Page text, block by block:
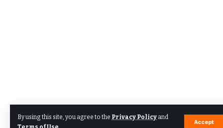
By using this site, you agree to the Privacy Policy and
Accept